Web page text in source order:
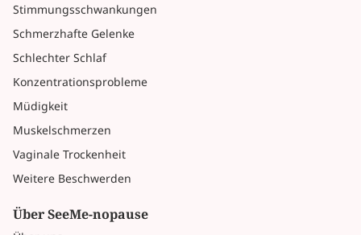
Stimmungsschwankungen
Schmerzhafte Gelenke
Schlechter Schlaf
Konzentrationsprobleme
Müdigkeit
Muskelschmerzen
Vaginale Trockenheit
Weitere Beschwerden
Über SeeMe-nopause